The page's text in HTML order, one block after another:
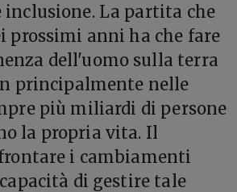
inclusione. La partita che
prossimi anni ha che fare
dell'uomo sulla terra
principalmente nelle
più miliardi di persone
la propria vita. Il
i cambiamenti
di gestire tale